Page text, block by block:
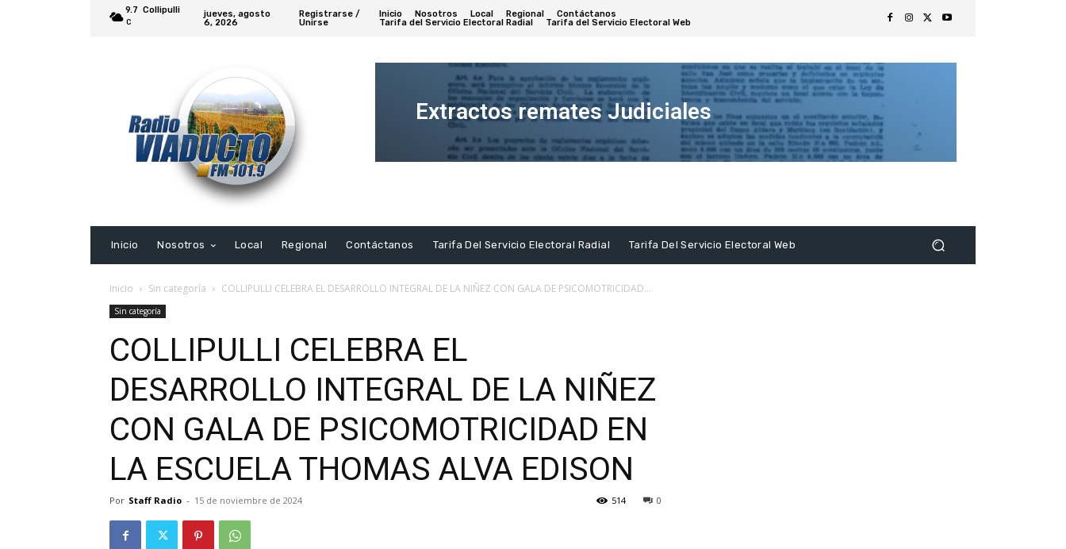
9.7
C
Collipulli
jueves, agosto
6, 2026
Registrarse /
Unirse
Inicio Nosotros Local Regional
Contáctanos
Tarifa del Servicio Electoral Radial
Tarifa del Servicio Electoral Web
Extractos remates Judiciales
Extracto
Inicio
Nosotros Local Regional Contáctanos Tarifa Del Servicio Electoral Radial Tarifa Del Servicio Electoral Web
Inicio Sin categoría COLLIPULLI CELEBRA EL DESARROLLO INTEGRAL DE LA NIÑEZ CON GALA DE PSICOMOTRICIDAD...
Sin categoría
COLLIPULLI CELEBRA EL
DESARROLLO INTEGRAL DE LA NIÑEZ
CON GALA DE PSICOMOTRICIDAD EN
LA ESCUELA THOMAS ALVA EDISON
Por Staff Radio - 15 de noviembre de 2024 0
514